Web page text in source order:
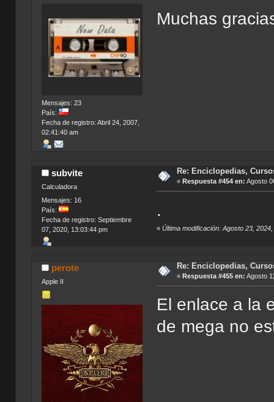
Mensajes: 23
País:
Fecha de registro: Abril 24, 2007,
02:41:40 am
Muchas
subvite
Calculadora
Mensajes: 16
País:
Fecha de registro: Septiembre
07, 2020, 13:03:44 pm
Re: Enciclopedias,
« Respuesta #454 en: Agosto
.
«Última modificación: Agosto 23,
perote
Apple II
Re: Enciclopedias,
« Respuesta #455 en: Agosto
El enlace a la
de mega no